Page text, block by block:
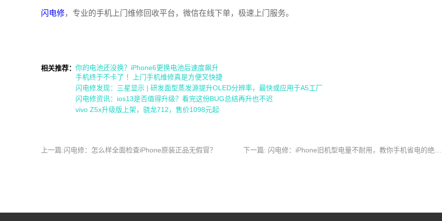
闪电修，专业的手机上门维修回收平台，微信在线下单，极速上门服务。
相关推荐： 你的电池还没换？iPhone6更换电池后速度飙升
手机终于不卡了 ！上门手机维修真是方便又快捷
闪电修发现：三星显示 | 研发面型蒸发源提升OLED分辨率，最快或应用于A5工厂
闪电修资讯：ios13是否值得升级？看完这份BUG总结再升也不迟
vivo Z5x升级版上架，骁龙712，售价1098元起
上一篇:闪电修：怎么样全面检查iPhone原装正品无假冒？